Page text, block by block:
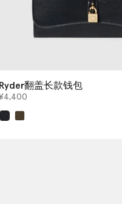
Ryder翻盖长款钱包